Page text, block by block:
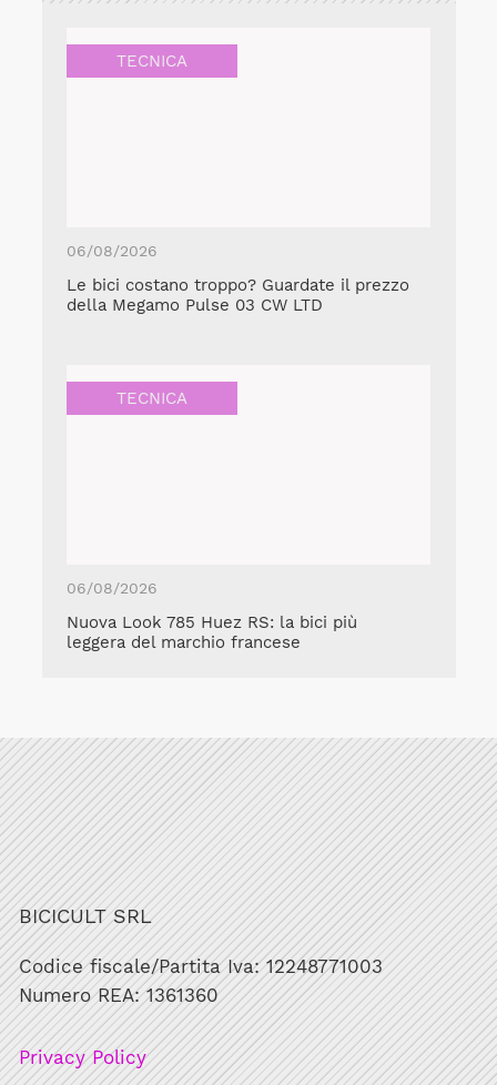
TECNICA
06/08/2026
Le bici costano troppo? Guardate il prezzo
della Megamo Pulse 03 CW LTD
TECNICA
06/08/2026
Nuova Look 785 Huez RS: la bici più
leggera del marchio francese
BICICULT SRL
Codice fiscale/Partita Iva: 12248771003
Numero REA: 1361360
Privacy Policy